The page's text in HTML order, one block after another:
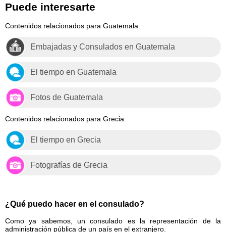
Puede interesarte
Contenidos relacionados para Guatemala.
Embajadas y Consulados en Guatemala
El tiempo en Guatemala
Fotos de Guatemala
Contenidos relacionados para Grecia.
El tiempo en Grecia
Fotografías de Grecia
¿Qué puedo hacer en el consulado?
Como ya sabemos, un consulado es la representación de la
administración pública de un país en el extranjero.